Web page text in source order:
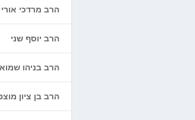
הרב מרדכי אורי
הרב יוסף שני
הרב בניהו
הרב בן ציון